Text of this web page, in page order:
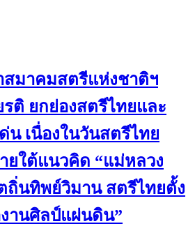
มาคมสตรีแห่งชาติฯ
ติ ยกย่องสตรีไทยและ
น เนื่องในวันสตรีไทย
ยใต้แนวคิด “แม่หลวง
ถิ่นทิพย์วิมาน สตรีไทยตั้ง
านศิลป์แผ่นดิน”